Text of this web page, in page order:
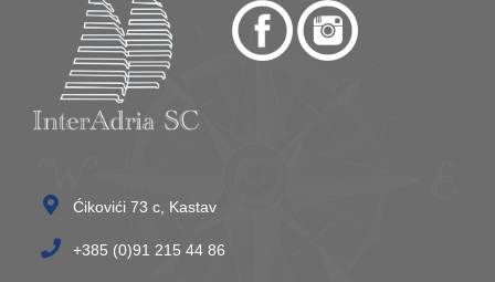
Ćikovići 73 c, Kastav
+385 (0)91 215 44 86